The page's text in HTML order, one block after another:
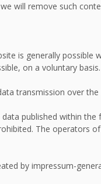
will remove such
is generally possible
on a voluntary
transmission over
published within
The operators
by impressum-